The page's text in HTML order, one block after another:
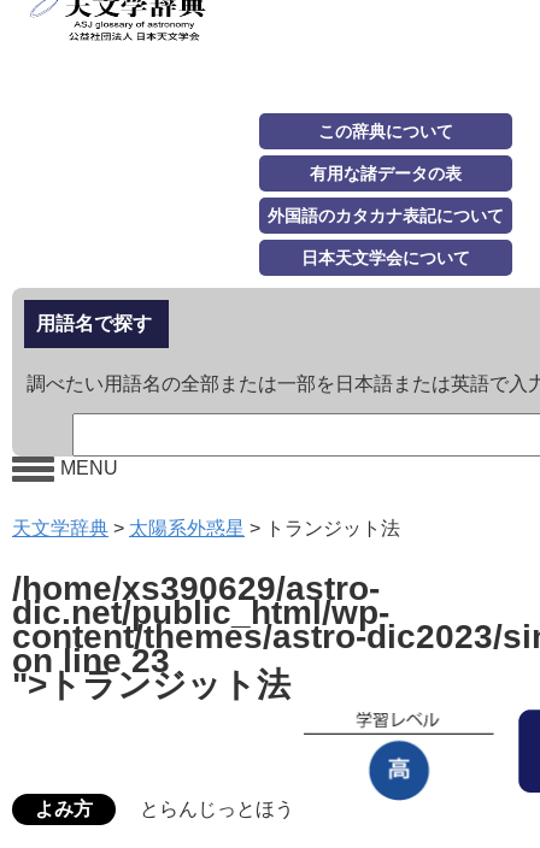
この辞典について
有用な諸データの表
外国語のカタカナ表記について
日本天文学会について
用語名で探す
調べたい用語名の全部または一部を日本語または英語で入
MENU
天文学辞典 > 太陽系外惑星 > トランジット法
/home/xs390629/astro-
dic.net/public_html/wp-
content/themes/astro-dic2023/
on line 23
">トランジット法
よみ方 とらんじっとほう